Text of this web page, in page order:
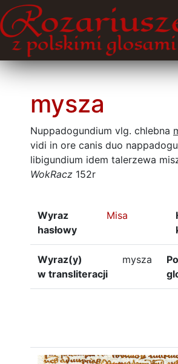
mysza
Nuppadogundium vlg. chlebna
vidi in ore canis duo
libigundium idem talerzewa
WokRacz 152r
Wyraz
hasłowy
Misa
Wyraz(y)
w transliteracji
mysza